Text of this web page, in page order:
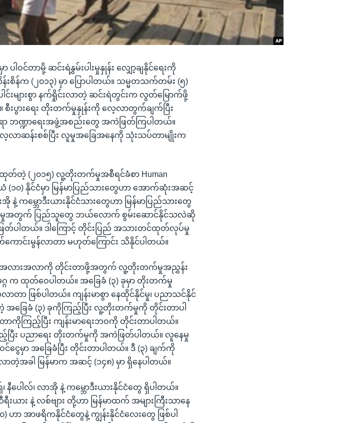
ပါဝင်တာမို့ ဆင်းရဲနွှမ်းပါးမှုနှုန်း လျှော့ချနိုင်ရေးကို
စိန်က (၂၀၁၃) မှာ ပြောပါတယ်။ သမ္မတသက်တမ်း (၅)
င်းများစွာ နက်ရှိုင်းလာတဲ့ ဆင်းရဲတွင်းက လွတ်မြောက်ဖို့
းပွားရေး တိုးတက်မှုနှုန်းကို လေ့လာတွက်ချက်ပြီး
ဘဏ္ဍာရေးအဖွဲ့အစည်းတွေ အကဲဖြတ်ကြပါတယ်။
လာဆန်းစစ်ပြီး လူမှုအခြေအနေကို သုံးသပ်တာမျိုးက
တ်တဲ့ (၂၀၁၅) လူ့တိုးတက်မှုအစီရင်ခံစာ Human
(၁၀) နိုင်ငံမှာ မြန်မာပြည်သားတွေဟာ အောက်ဆုံးအဆင့်
ကမ္ဘောဒီးယားနိုင်ငံသားတွေဟာ မြန်မာပြည်သားတွေ
မှုအတွက် ပြည်သူတွေ ဘယ်လောက် စွမ်းဆောင်နိုင်သလဲဆို
ပါတယ်။ ဒါကြောင့် တိုင်းပြည် အသားတင်ထုတ်လုပ်မှု
ာင်းမွန်လာတာ မဟုတ်ကြောင်း သိနိုင်ပါတယ်။
လားအလာကို တိုင်းတာဖို့အတွက် လူ့တိုးတက်မှုအညွှန်း
ဂ္ဂ က ထုတ်ဝေပါတယ်။ အခြေခံ (၃) ခုမှာ တိုးတက်မှု
ဖြစ်ပါတယ်။ ကျန်းမာစွာ နေထိုင်နိုင်မှု၊ ပညာသင်နိုင်
အခြေခံ (၃) ခုကိုကြည့်ပြီး လူ့တိုးတက်မှုကို တိုင်းတာပါ
ည့်ပြီး ကျန်းမာရေးဘဝကို တိုင်းတာပါတယ်။
း ပညာရေး တိုးတက်မှုကို အကဲဖြတ်ပါတယ်။ လူနေမှု
မှာ အခြေခံပြီး တိုင်းတာပါတယ်။ ဒီ (၃) ချက်ကို
လာတဲ့အခါ မြန်မာက အဆင့် (၁၄၈) မှာ ရှိနေပါတယ်။
နီပေါလ်၊ လာအို နဲ့ ကမ္ဘောဒီးယားနိုင်ငံတွေ ရှိပါတယ်။
ား နဲ့ လစ်ဗျား တို့ဟာ မြန်မာထက် အများကြီးသာနေ
ာ အာဖရိကနိုင်ငံတွေနဲ့ ကျွန်းနိုင်ငံလေးတွေ ဖြစ်ပါ